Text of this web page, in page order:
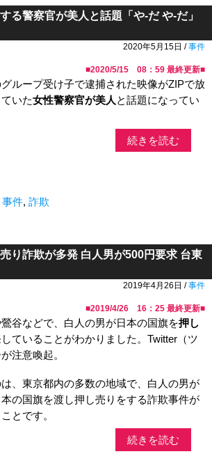
る警察官が美人と話題「や-だ や-だ」
2020年5月15日 /事件
■2020/5/15 08：59 最終更新■
ループ受け子で逮捕された映像がZIPで放
いた女性警察官が美人 と話題になってい
続きを読む
事件, 詐欺
り詐欺が多発 白人男が500円要求 台東
2019年4月26日 /事件
■2019/4/26 16：25 最終更新■
谷などで、白人の男が日本の国旗を押し
ていることがわかりました。Twitter（ツ
注意喚起。
、東京都内の多数の地域で、白人の男が
の国旗を渡し押し売りをする詐欺事件が
とです。
続きを読む